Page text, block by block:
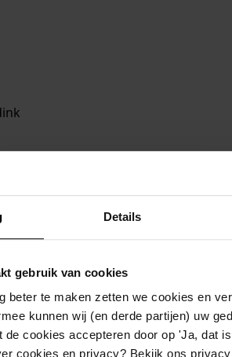
Details
gebruik van cookies
beter te maken zetten we cookies en
kunnen wij (en derde partijen) uw
de cookies accepteren door op 'Ja, dat
cookies en privacy? Bekijk ons
:
en begraafboeken Enkhuizen,
: